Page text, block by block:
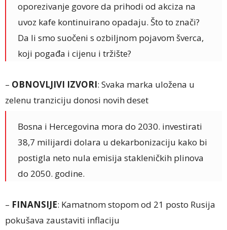
oporezivanje govore da prihodi od akciza na
uvoz kafe kontinuirano opadaju. Što to znači?
Da li smo suočeni s ozbiljnom pojavom šverca,
koji pogađa i cijenu i tržište?
– OBNOVLJIVI IZVORI: Svaka marka uložena u
zelenu tranziciju donosi novih deset
Bosna i Hercegovina mora do 2030. investirati
38,7 milijardi dolara u dekarbonizaciju kako bi
postigla neto nula emisija stakleničkih plinova
do 2050. godine.
– FINANSIJE: Kamatnom stopom od 21 posto Rusija
pokušava zaustaviti inflaciju